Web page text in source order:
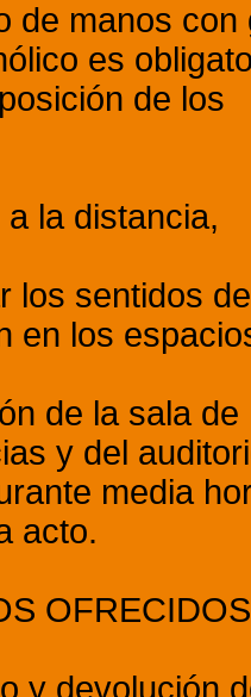
de manos con
es
de los
la distancia,
los sentidos de
en los
de la sala de
y del
media
acto.
OFRECIDOS
y devolución